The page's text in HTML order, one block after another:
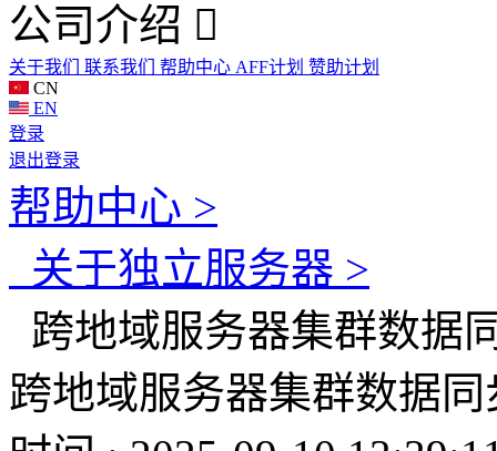
公司介绍
关于我们 联系我们 帮助中心 AFF计划 赞助计划
CN
EN
登录
退出登录
帮助中心 >
关于独立服务器 >
跨地域服务器集群数据
跨地域服务器集群数据